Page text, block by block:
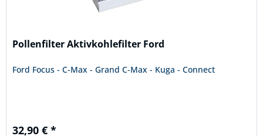
Pollenfilter Aktivkohlefilter Ford
Ford Focus - C-Max - Grand C-Max - Kuga - Connect
32,90 € *